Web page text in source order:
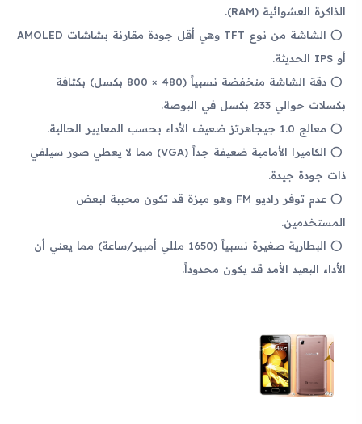
الذاكرة العشوائية (RAM).
الشاشة من نوع TFT وهي أقل جودة مقارنة بشاشات AMOLED
أو IPS الحديثة.
دقة الشاشة منخفضة نسبياً (480 × 800 بكسل) بكثافة
بكسلات حوالي 233 بكسل في البوصة.
معالج 1.0 جيجاهرتز ضعيف الأداء بحسب المعايير الحالية.
الكاميرا الأمامية ضعيفة جداً (VGA) مما لا يعطي صور سيلفي
ذات جودة جيدة.
عدم توفر راديو FM وهو ميزة قد تكون محببة لبعض
المستخدمين.
البطارية صغيرة نسبياً (1650 مللي أمبير/ساعة) مما يعني أن
الأداء البعيد الأمد قد يكون محدوداً.